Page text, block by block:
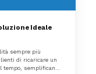
Ideale
sempre più
di ricaricare un
semplificando